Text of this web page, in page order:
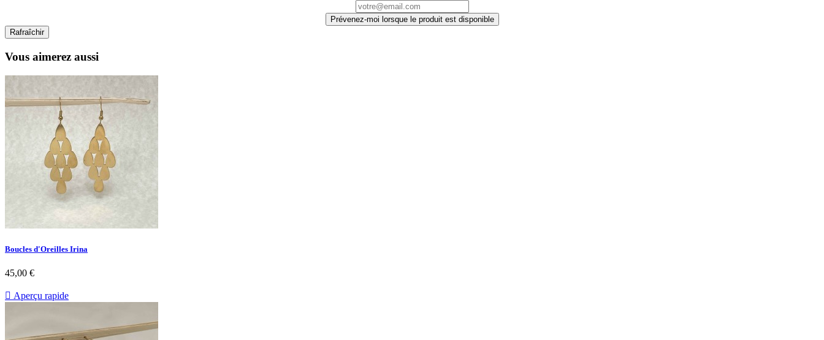
Prévenez-moi lorsque le produit est disponible
Vous aimerez aussi
Boucles d'Oreilles Irina
Prix
45,00 €
 Aperçu rapide